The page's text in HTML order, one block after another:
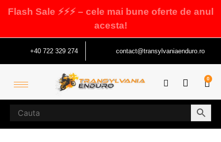
Flash Sale ⚡⚡⚡ – cele mai bune oferte de anul
acesta!
+40 722 329 274 contact@transylvaniaenduro.ro
0